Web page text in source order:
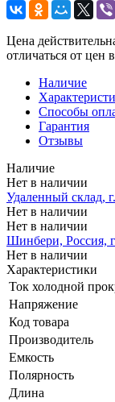
Цена
отличаться от цен
Наличие
Способы
Гарантия
Отзывы
Наличие
Нет в наличии
Удаленный склад,
Нет в наличии
Нет в наличии
Шинбери, Россия,
Нет в наличии
Характеристики
Ток холодной
Напряжение
Код товара
Производитель
Емкость
Полярность
Длина